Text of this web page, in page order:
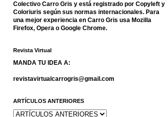
Colectivo Carro Gris y está registrado por Copyleft y
Coloriuris según sus normas internacionales. Para
una mejor experiencia en Carro Gris usa Mozilla
Firefox, Opera o Google Chrome.
Revista Virtual
MANDA TU IDEA A:
revistavirtualcarrogris@gmail.com
ARTÍCULOS ANTERIORES